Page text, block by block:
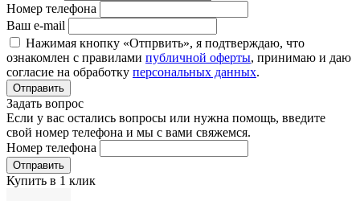
Номер телефона
Ваш e-mail
Нажимая кнопку «Отпрвить», я подтверждаю, что
ознакомлен с правилами публичной оферты, принимаю и даю
согласие на обработку персональных данных.
Отправить
Задать вопрос
Если у вас остались вопросы или нужна помощь, введите
свой номер телефона и мы с вами свяжемся.
Номер телефона
Отправить
Купить в 1 клик